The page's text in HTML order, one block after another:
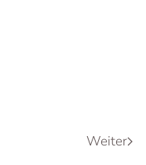
Weiter